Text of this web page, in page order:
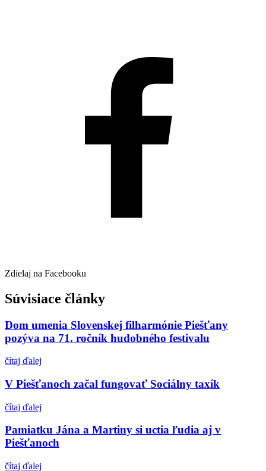
Zdielaj na Facebooku
Súvisiace články
Dom umenia Slovenskej filharmónie Piešťany
pozýva na 71. ročník hudobného festivalu
čítaj ďalej
V Piešťanoch začal fungovať Sociálny taxík
čítaj ďalej
Pamiatku Jána a Martiny si uctia ľudia aj v
Piešťanoch
čítaj ďalej